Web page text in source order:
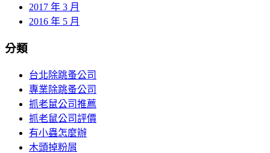
2017 年 3 月
2016 年 5 月
分類
台北除跳蚤公司
專業除跳蚤公司
抓老鼠公司推薦
抓老鼠公司評價
有小蟲怎麼辦
木頭掉粉屑